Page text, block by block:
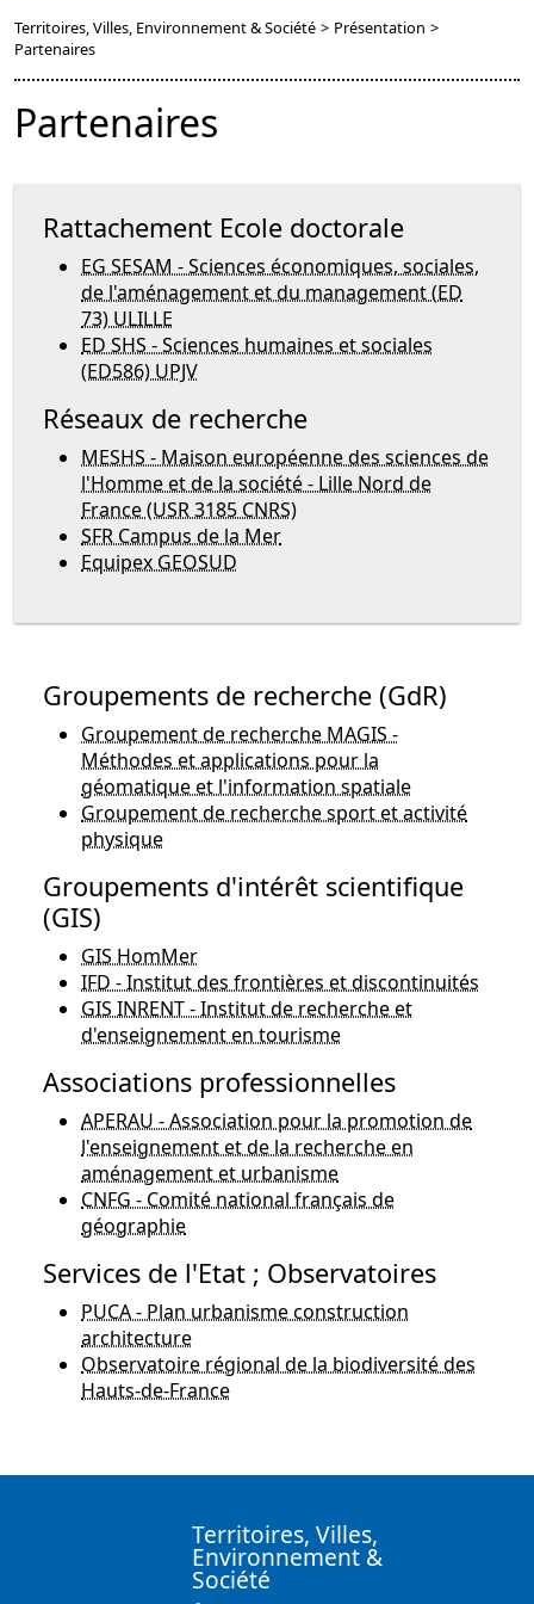
Territoires, Villes, Environnement & Société > Présentation >
Partenaires
Partenaires
Rattachement Ecole doctorale
EG SESAM - Sciences économiques, sociales,
de l'aménagement et du management (ED
73) ULILLE
ED SHS - Sciences humaines et sociales
(ED586) UPJV
Réseaux de recherche
MESHS - Maison européenne des sciences de
l'Homme et de la société - Lille Nord de
France (USR 3185 CNRS)
SFR Campus de la Mer
Equipex GEOSUD
Groupements de recherche (GdR)
Groupement de recherche MAGIS -
Méthodes et applications pour la
géomatique et l'information spatiale
Groupement de recherche sport et activité
physique
Groupements d'intérêt scientifique
(GIS)
GIS HomMer
IFD - Institut des frontières et discontinuités
GIS INRENT - Institut de recherche et
d'enseignement en tourisme
Associations professionnelles
APERAU - Association pour la promotion de
l'enseignement et de la recherche en
aménagement et urbanisme
CNFG - Comité national français de
géographie
Services de l'Etat ; Observatoires
PUCA - Plan urbanisme construction
architecture
Observatoire régional de la biodiversité des
Hauts-de-France
Territoires, Villes,
Environnement &
Société